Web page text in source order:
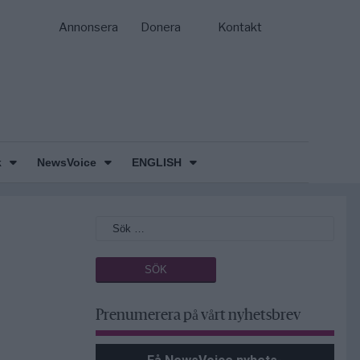
Annonsera Donera Kontakt
NewsVoice ENGLISH
Prenumerera på vårt nyhetsbrev